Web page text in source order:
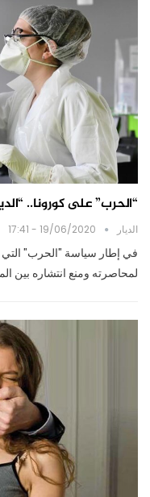
“الحرب” على كورونا..
الديار 19/06/2020 - 17:41
في إطار سياسة "الحرب" التي
لمحاصرته ومنع انتشاره بين